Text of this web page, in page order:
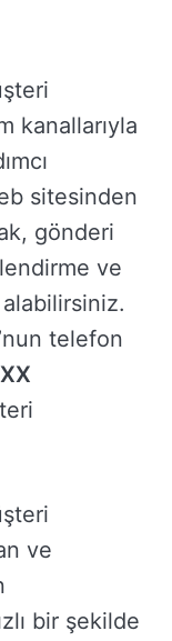
kanallarıyla
sitesinden
gönderi
ve
telefon
ve
bir şekilde